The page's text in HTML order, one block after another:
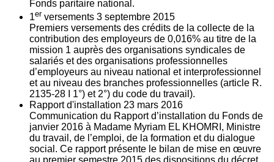
Fonds paritaire national.
1er versements 3 septembre 2015
Premiers versements des crédits de la collecte de la
contribution des employeurs de 0,016% au titre de la
mission 1 auprès des organisations syndicales de
salariés et des organisations professionnelles
d’employeurs au niveau national et interprofessionnel
et au niveau des branches professionnelles (article R.
2135‐28 I 1°) et 2°) du code du travail).
Rapport d'installation 23 mars 2016
Communication du Rapport d’installation du Fonds de
janvier 2016 à Madame Myriam EL KHOMRI, Ministre
du travail, de l’emploi, de la formation et du dialogue
social. Ce rapport présente le bilan de mise en œuvre